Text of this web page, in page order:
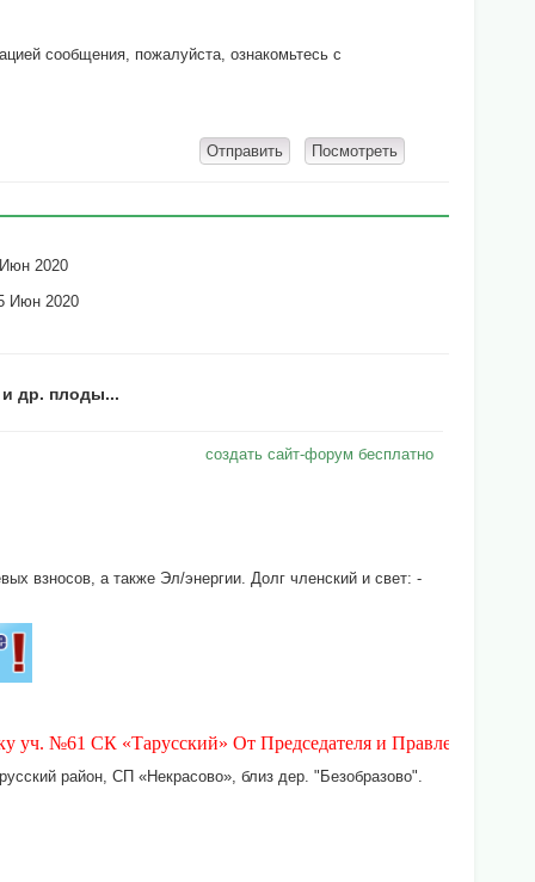
сообщения, пожалуйста, ознакомьтесь с
2020
Июн 2020
др. плоды...
создать сайт-форум бесплатно
взносов, а также Эл/энергии. Долг членский и свет: -
СК «Тарусский» От Председателя и Правления СК
район, СП «Некрасово», близ дер. "Безобразово".